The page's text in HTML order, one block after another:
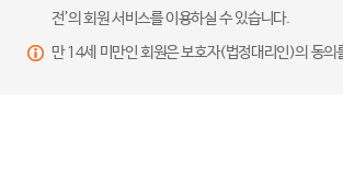
전’의 회원 서비스를 이용하실 수 있습니다.
만 14세 미만인 회원은 보호자(법정대리인)의 동의